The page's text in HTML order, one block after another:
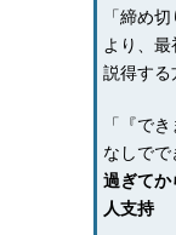
「締め
より、
説得する
「『で
なしでで
過ぎてか
人支持